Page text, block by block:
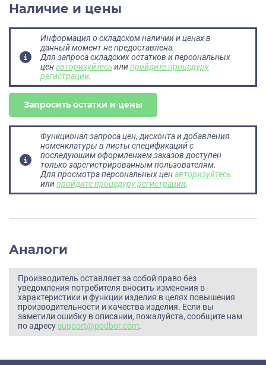
Наличие и цены
Информация о складском наличии и ценах в
данный момент не предоставлена.
Для запроса складских остатков и персональных
ценавторизуйтесьилипройдите процедуру
регистрации.
Запросить остатки и цены
Функционал запроса цен, дисконта и добавления
номенклатуры в листы спецификаций с
последующим оформлением заказов доступен
только зарегистрированным пользователям.
Для просмотра персональных ценавторизуйтесь
илипройдите процедуру регистрации.
Аналоги
Производитель оставляет за собой право без
уведомления потребителя вносить изменения в
характеристики и функции изделия в целях повышения
производительности и качества изделия. Если вы
заметили ошибку в описании, пожалуйста, сообщите нам
по адресу support@podbor.com.